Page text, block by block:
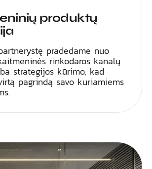
produktų
pradedame nuo
rinkodaros kanalų
strategijos kūrimo, kad
pagrindą savo kuriamiems